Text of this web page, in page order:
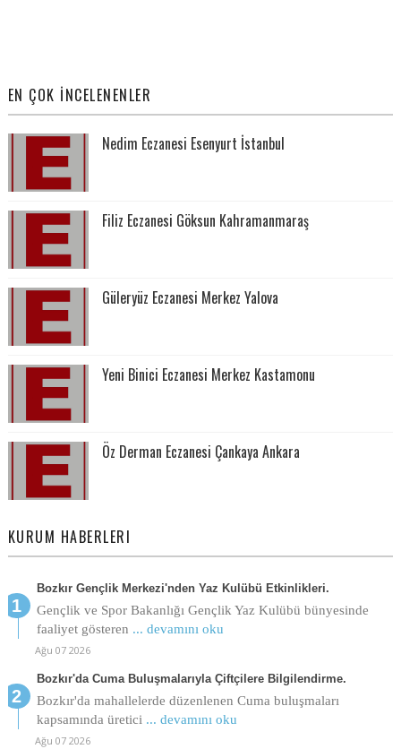
EN ÇOK İNCELENENLER
Nedim Eczanesi Esenyurt İstanbul
Filiz Eczanesi Göksun Kahramanmaraş
Güleryüz Eczanesi Merkez Yalova
Yeni Binici Eczanesi Merkez Kastamonu
Öz Derman Eczanesi Çankaya Ankara
KURUM HABERLERI
Bozkır Gençlik Merkezi'nden Yaz Kulübü Etkinlikleri.
Gençlik ve Spor Bakanlığı Gençlik Yaz Kulübü bünyesinde
faaliyet gösteren ... devamını oku
Ağu 07 2026
Bozkır'da Cuma Buluşmalarıyla Çiftçilere Bilgilendirme.
Bozkır'da mahallelerde düzenlenen Cuma buluşmaları
kapsamında üretici ... devamını oku
Ağu 07 2026